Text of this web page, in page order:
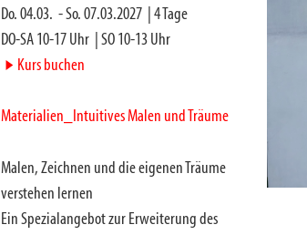
Do. 04.03. -So. 07.03.2027 4Tage
DO-SA 10-17 Uhr
SO 10-13 Uhr
► Kurs buchen
Materialien_Intuitives Malen und Träume
Malen, Zeichnen und die eigenen Träume
verstehen lernen
Ein Spezialangebot zur Erweiterung des